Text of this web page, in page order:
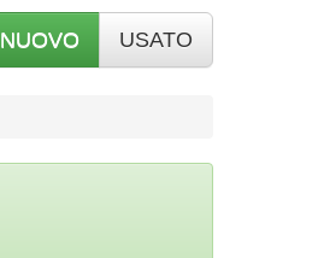
NUOVO USATO